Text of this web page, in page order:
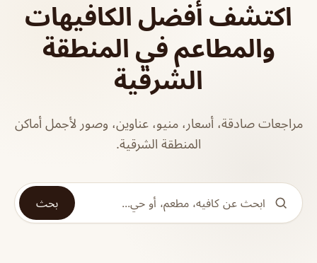
اكتشف أفضل الكافيهات
والمطاعم في المنطقة
الشرقية
مراجعات صادقة، أسعار، منيو، عناوين، وصور لأجمل أماكن
المنطقة الشرقية.
بحث